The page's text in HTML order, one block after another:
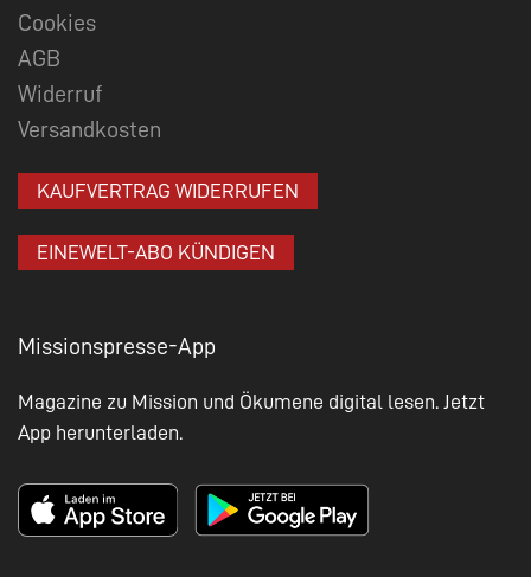
Cookies
AGB
Widerruf
Versandkosten
KAUFVERTRAG WIDERRUFEN
EINEWELT-ABO KÜNDIGEN
Missionspresse-App
Magazine zu Mission und Ökumene digital lesen. Jetzt
App herunterladen.